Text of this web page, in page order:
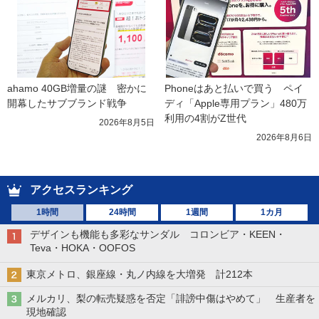
ahamo 40GB増量の謎　密かに
開幕したサブブランド戦争
2026年8月5日
Phoneはあと払いで買う　ペイ
ディ「Apple専用プラン」480万
利用の4割がZ世代
2026年8月6日
アクセスランキング
1時間 24時間 1週間 1カ月
デザインも機能も多彩なサンダル コロンビア・KEEN・
Teva・HOKA・OOFOS
東京メトロ、銀座線・丸ノ内線を大増発 計212本
メルカリ、梨の転売疑惑を否定「誹謗中傷はやめて」 生産者を
現地確認